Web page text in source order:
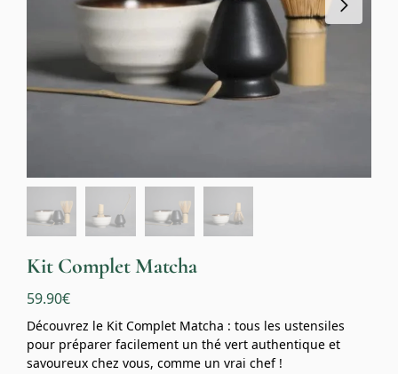
Kit Complet Matcha
59.90€
Découvrez le Kit Complet Matcha : tous les ustensiles
pour préparer facilement un thé vert authentique et
savoureux chez vous, comme un vrai chef !